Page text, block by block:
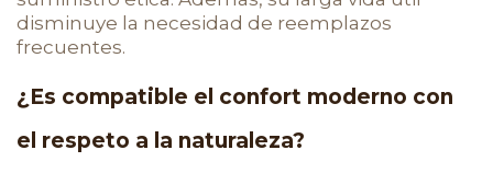
disminuye la necesidad de reemplazos
frecuentes.
¿Es compatible el confort moderno con
el respeto a la naturaleza?